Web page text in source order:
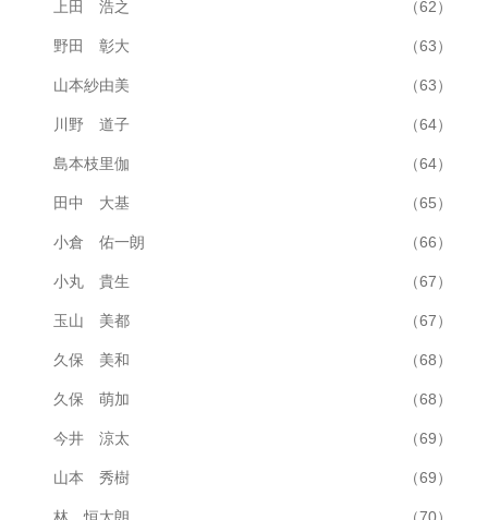
上田 浩之 （62）
野田 彰大 （63）
山本紗由美 （63）
川野 道子 （64）
島本枝里伽 （64）
田中 大基 （65）
小倉 佑一朗 （66）
小丸 貴生 （67）
玉山 美都 （67）
久保 美和 （68）
久保 萌加 （68）
今井 涼太 （69）
山本 秀樹 （69）
林 恒太朗 （70）